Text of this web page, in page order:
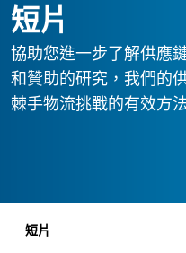
短片
協助您進一步了解供應
和贊助的研究，我們的
棘手物流挑戰的有效方
短片